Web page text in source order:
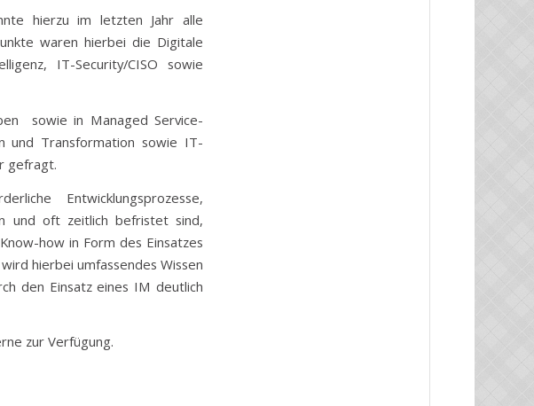
hierzu im letzten Jahr alle
waren hierbei die Digitale
IT-Security/CISO sowie
sowie in Managed Service-
und Transformation sowie IT-
gefragt.
Entwicklungsprozesse,
und oft zeitlich befristet sind,
how in Form des Einsatzes
hierbei umfassendes Wissen
den Einsatz eines IM deutlich
zur Verfügung.